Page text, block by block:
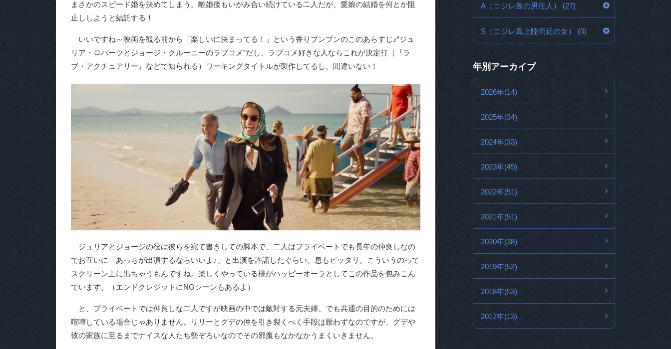
まさかのスピード婚を決めてしまう。離婚後もいがみ合い続けている二人だが、愛娘の結婚を何とか阻
止ししようと結託する！
いいですね～映画を観る前から「楽しいに決まってる！」という香りプンプンのこのあらすじ♪“ジュ
リア・ロバーツとジョージ・クルーニーのラブコメ”だし、ラブコメ好きな人ならこれが決定打（『ラ
ブ・アクチュアリー』などで知られる）ワーキングタイトルが製作してるし、間違いない！
ジュリアとジョージの役は彼らを宛て書きしての脚本で、二人はプライベートでも長年の仲良しなの
でお互いに「あっちが出演するならいいよ♪」と出演を許諾したぐらい、息もピッタリ。こういうのって
スクリーン上に出ちゃうもんですね。楽しくやっている様がハッピーオーラとしてこの作品を包みこん
でいます。（エンドクレジットにNGシーンもあるよ）
と、プライベートでは仲良しな二人ですが映画の中では敵対する元夫婦。でも共通の目的のためには
喧嘩している場合じゃありません。リリーとグデの仲を引き裂くべく手段は厭わずなのですが、グデや
彼の家族に至るまでナイスな人たち勢ぞろいなのでその邪魔もなかなかうまくいきません。
A（コジレ島の男住人） (27)
S（コジレ島上陸間近の女） (0)
年別アーカイブ
2026年(14)
2025年(34)
2024年(33)
2023年(49)
2022年(51)
2021年(51)
2020年(38)
2019年(52)
2018年(53)
2017年(13)